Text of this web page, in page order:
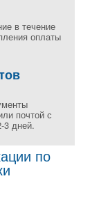
в течение
оплаты
почтой с
3 дней.
по